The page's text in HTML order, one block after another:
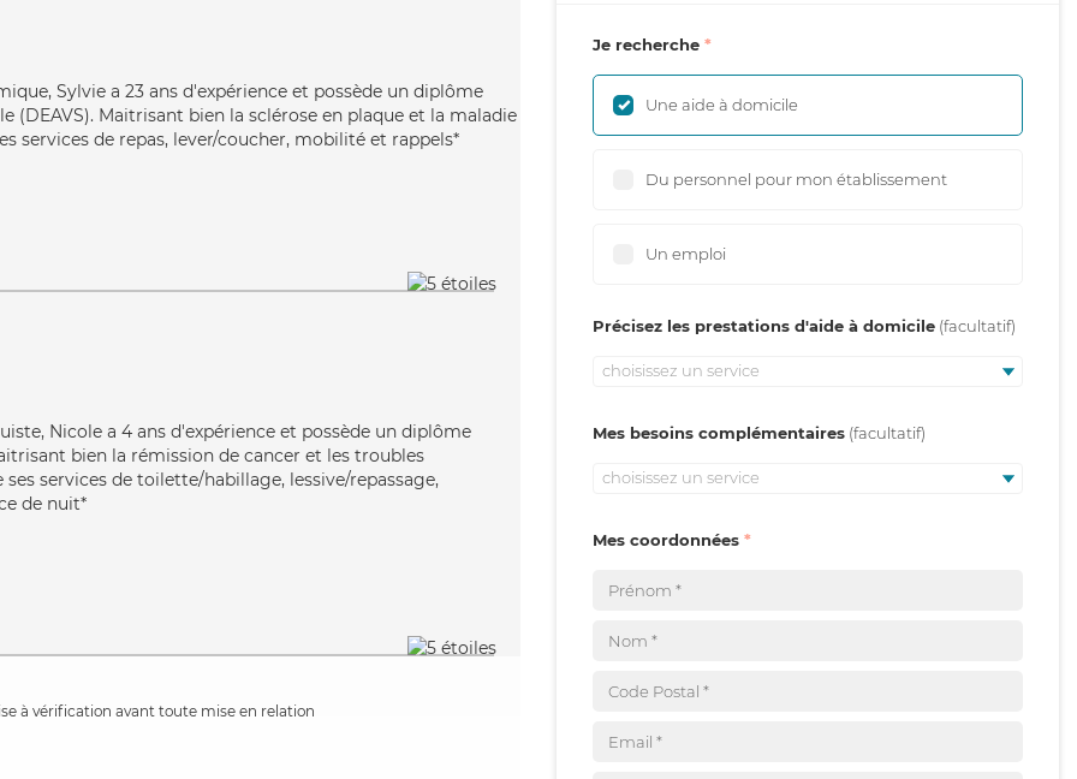
Sylvie a 23 ans d'expérience et possède un diplôme
(DEAVS). Maitrisant bien la sclérose en plaque et la maladie
services de repas, lever/coucher, mobilité et rappels*
Nicole a 4 ans d'expérience et possède un diplôme
bien la rémission de cancer et les troubles
services de toilette/habillage, lessive/repassage,
de nuit*
à vérification avant toute mise en relation
Je recherche
Une aide à domicile
Du personnel pour mon établissement
Un emploi
Précisez les prestations d'aide à domicile
choisissez un service
Mes besoins complémentaires
choisissez un service
Mes coordonnées